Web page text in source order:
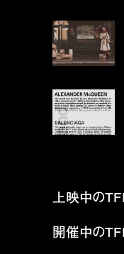
上映中の
開催中の